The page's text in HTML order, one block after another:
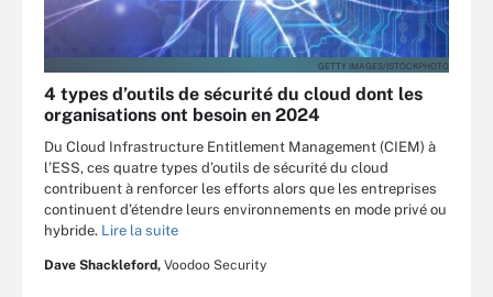
GETTY IMAGES/ISTOCKPHOTO
4 types d’outils de sécurité du cloud dont les
organisations ont besoin en 2024
Du Cloud Infrastructure Entitlement Management (CIEM) à
l’ESS, ces quatre types d’outils de sécurité du cloud
contribuent à renforcer les efforts alors que les entreprises
continuent d’étendre leurs environnements en mode privé ou
hybride. Lire la suite
Dave Shackleford, Voodoo Security